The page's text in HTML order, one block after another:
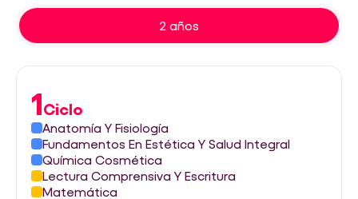
2 años
1Ciclo
Anatomía Y Fisiología
Fundamentos En Estética Y Salud Integral
Química Cosmética
Lectura Comprensiva Y Escritura
Matemática